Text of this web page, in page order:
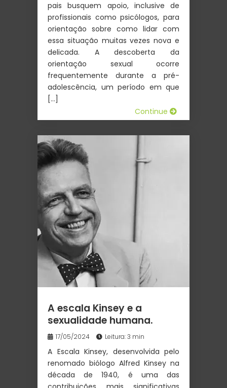
pais busquem apoio, inclusive de
profissionais como psicólogos, para
orientação sobre como lidar com
essa situação muitas vezes nova e
delicada. A descoberta da
orientação sexual ocorre
frequentemente durante a pré-
adolescência, um período em que
[…]
Continue
A escala Kinsey e a
sexualidade humana.
17/05/2024 Leitura: 3 min
A Escala Kinsey, desenvolvida pelo
renomado biólogo Alfred Kinsey na
década de 1940, é uma das